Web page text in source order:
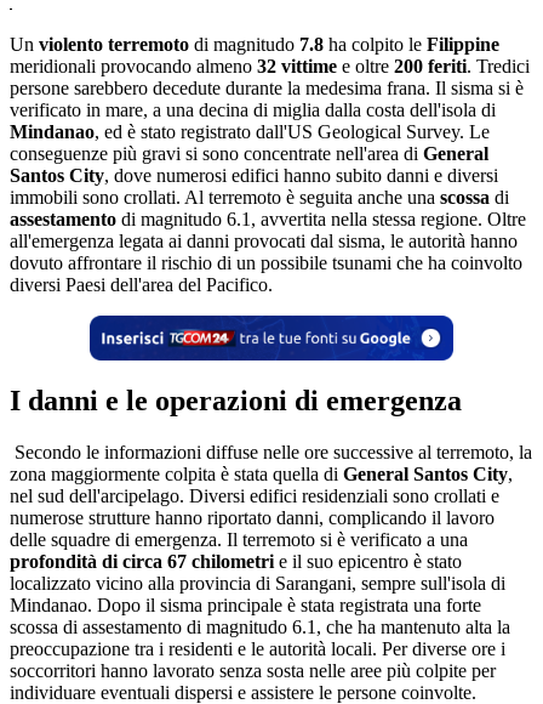
Un violento terremoto di magnitudo 7.8 ha colpito le Filippine
meridionali provocando almeno 32 vittime e oltre 200 feriti. Tredici
persone sarebbero decedute durante la medesima frana. Il sisma si è
verificato in mare, a una decina di miglia dalla costa dell'isola di
Mindanao, ed è stato registrato dall'US Geological Survey. Le
conseguenze più gravi si sono concentrate nell'area di General
Santos City, dove numerosi edifici hanno subito danni e diversi
immobili sono crollati. Al terremoto è seguita anche una scossa di
assestamento di magnitudo 6.1, avvertita nella stessa regione. Oltre
all'emergenza legata ai danni provocati dal sisma, le autorità hanno
dovuto affrontare il rischio di un possibile tsunami che ha coinvolto
diversi Paesi dell'area del Pacifico.
I danni e le operazioni di emergenza
Secondo le informazioni diffuse nelle ore successive al terremoto, la
zona maggiormente colpita è stata quella di General Santos City,
nel sud dell'arcipelago. Diversi edifici residenziali sono crollati e
numerose strutture hanno riportato danni, complicando il lavoro
delle squadre di emergenza. Il terremoto si è verificato a una
profondità di circa 67 chilometri e il suo epicentro è stato
localizzato vicino alla provincia di Sarangani, sempre sull'isola di
Mindanao. Dopo il sisma principale è stata registrata una forte
scossa di assestamento di magnitudo 6.1, che ha mantenuto alta la
preoccupazione tra i residenti e le autorità locali. Per diverse ore i
soccorritori hanno lavorato senza sosta nelle aree più colpite per
individuare eventuali dispersi e assistere le persone coinvolte.